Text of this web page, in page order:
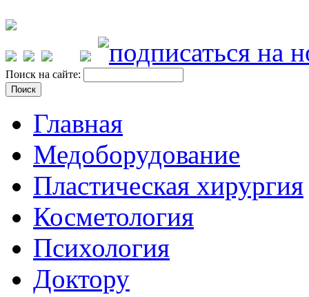
Поиск на сайте:
Главная
Медоборудование
Пластическая хирургия
Косметология
Психология
Доктору